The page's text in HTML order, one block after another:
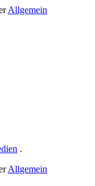
Allgemein
.
Allgemein